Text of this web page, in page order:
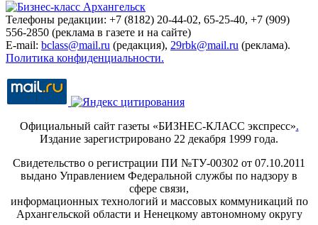
Телефоны редакции: +7 (8182) 20-44-02, 65-25-40, +7 (909)
556-2850 (реклама в газете и на сайте)
E-mail: bclass@mail.ru (редакция), 29rbk@mail.ru (реклама).
Политика конфиденциальности.
Официальный сайт газеты «БИЗНЕС-КЛАСС экспресс».
Издание зарегистрировано 22 декабря 1999 года.
Свидетельство о регистрации ПИ №ТУ-00302 от 07.10.2011
выдано Управлением Федеральной службы по надзору в
сфере связи,
информационных технологий и массовых коммуникаций по
Архангельской области и Ненецкому автономному округу